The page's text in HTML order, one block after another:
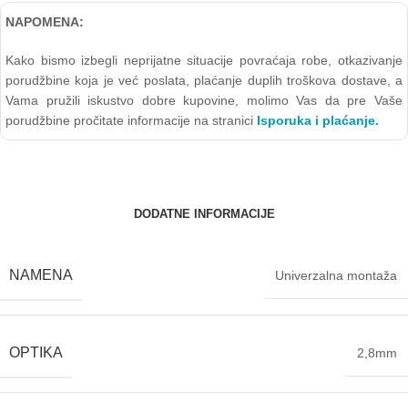
NAPOMENA:
Kako bismo izbegli neprijatne situacije povraćaja robe, otkazivanje
porudžbine koja je već poslata, plaćanje duplih troškova dostave, a
Vama pružili iskustvo dobre kupovine, molimo Vas da pre Vaše
porudžbine pročitate informacije na stranici Isporuka i plaćanje.
DODATNE INFORMACIJE
NAMENA Univerzalna montaža
OPTIKA 2,8mm